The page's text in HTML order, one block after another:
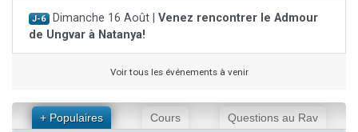
J-6 Dimanche 16 Août | Venez rencontrer le Admour
de Ungvar à Natanya!
Voir tous les événements à venir
+ Populaires Cours Questions au Rav